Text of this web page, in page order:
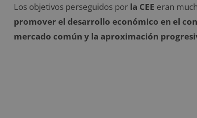
Los objetivos perseguidos por la CEE eran
promover el desarrollo económico en el
mercado común y la aproximación